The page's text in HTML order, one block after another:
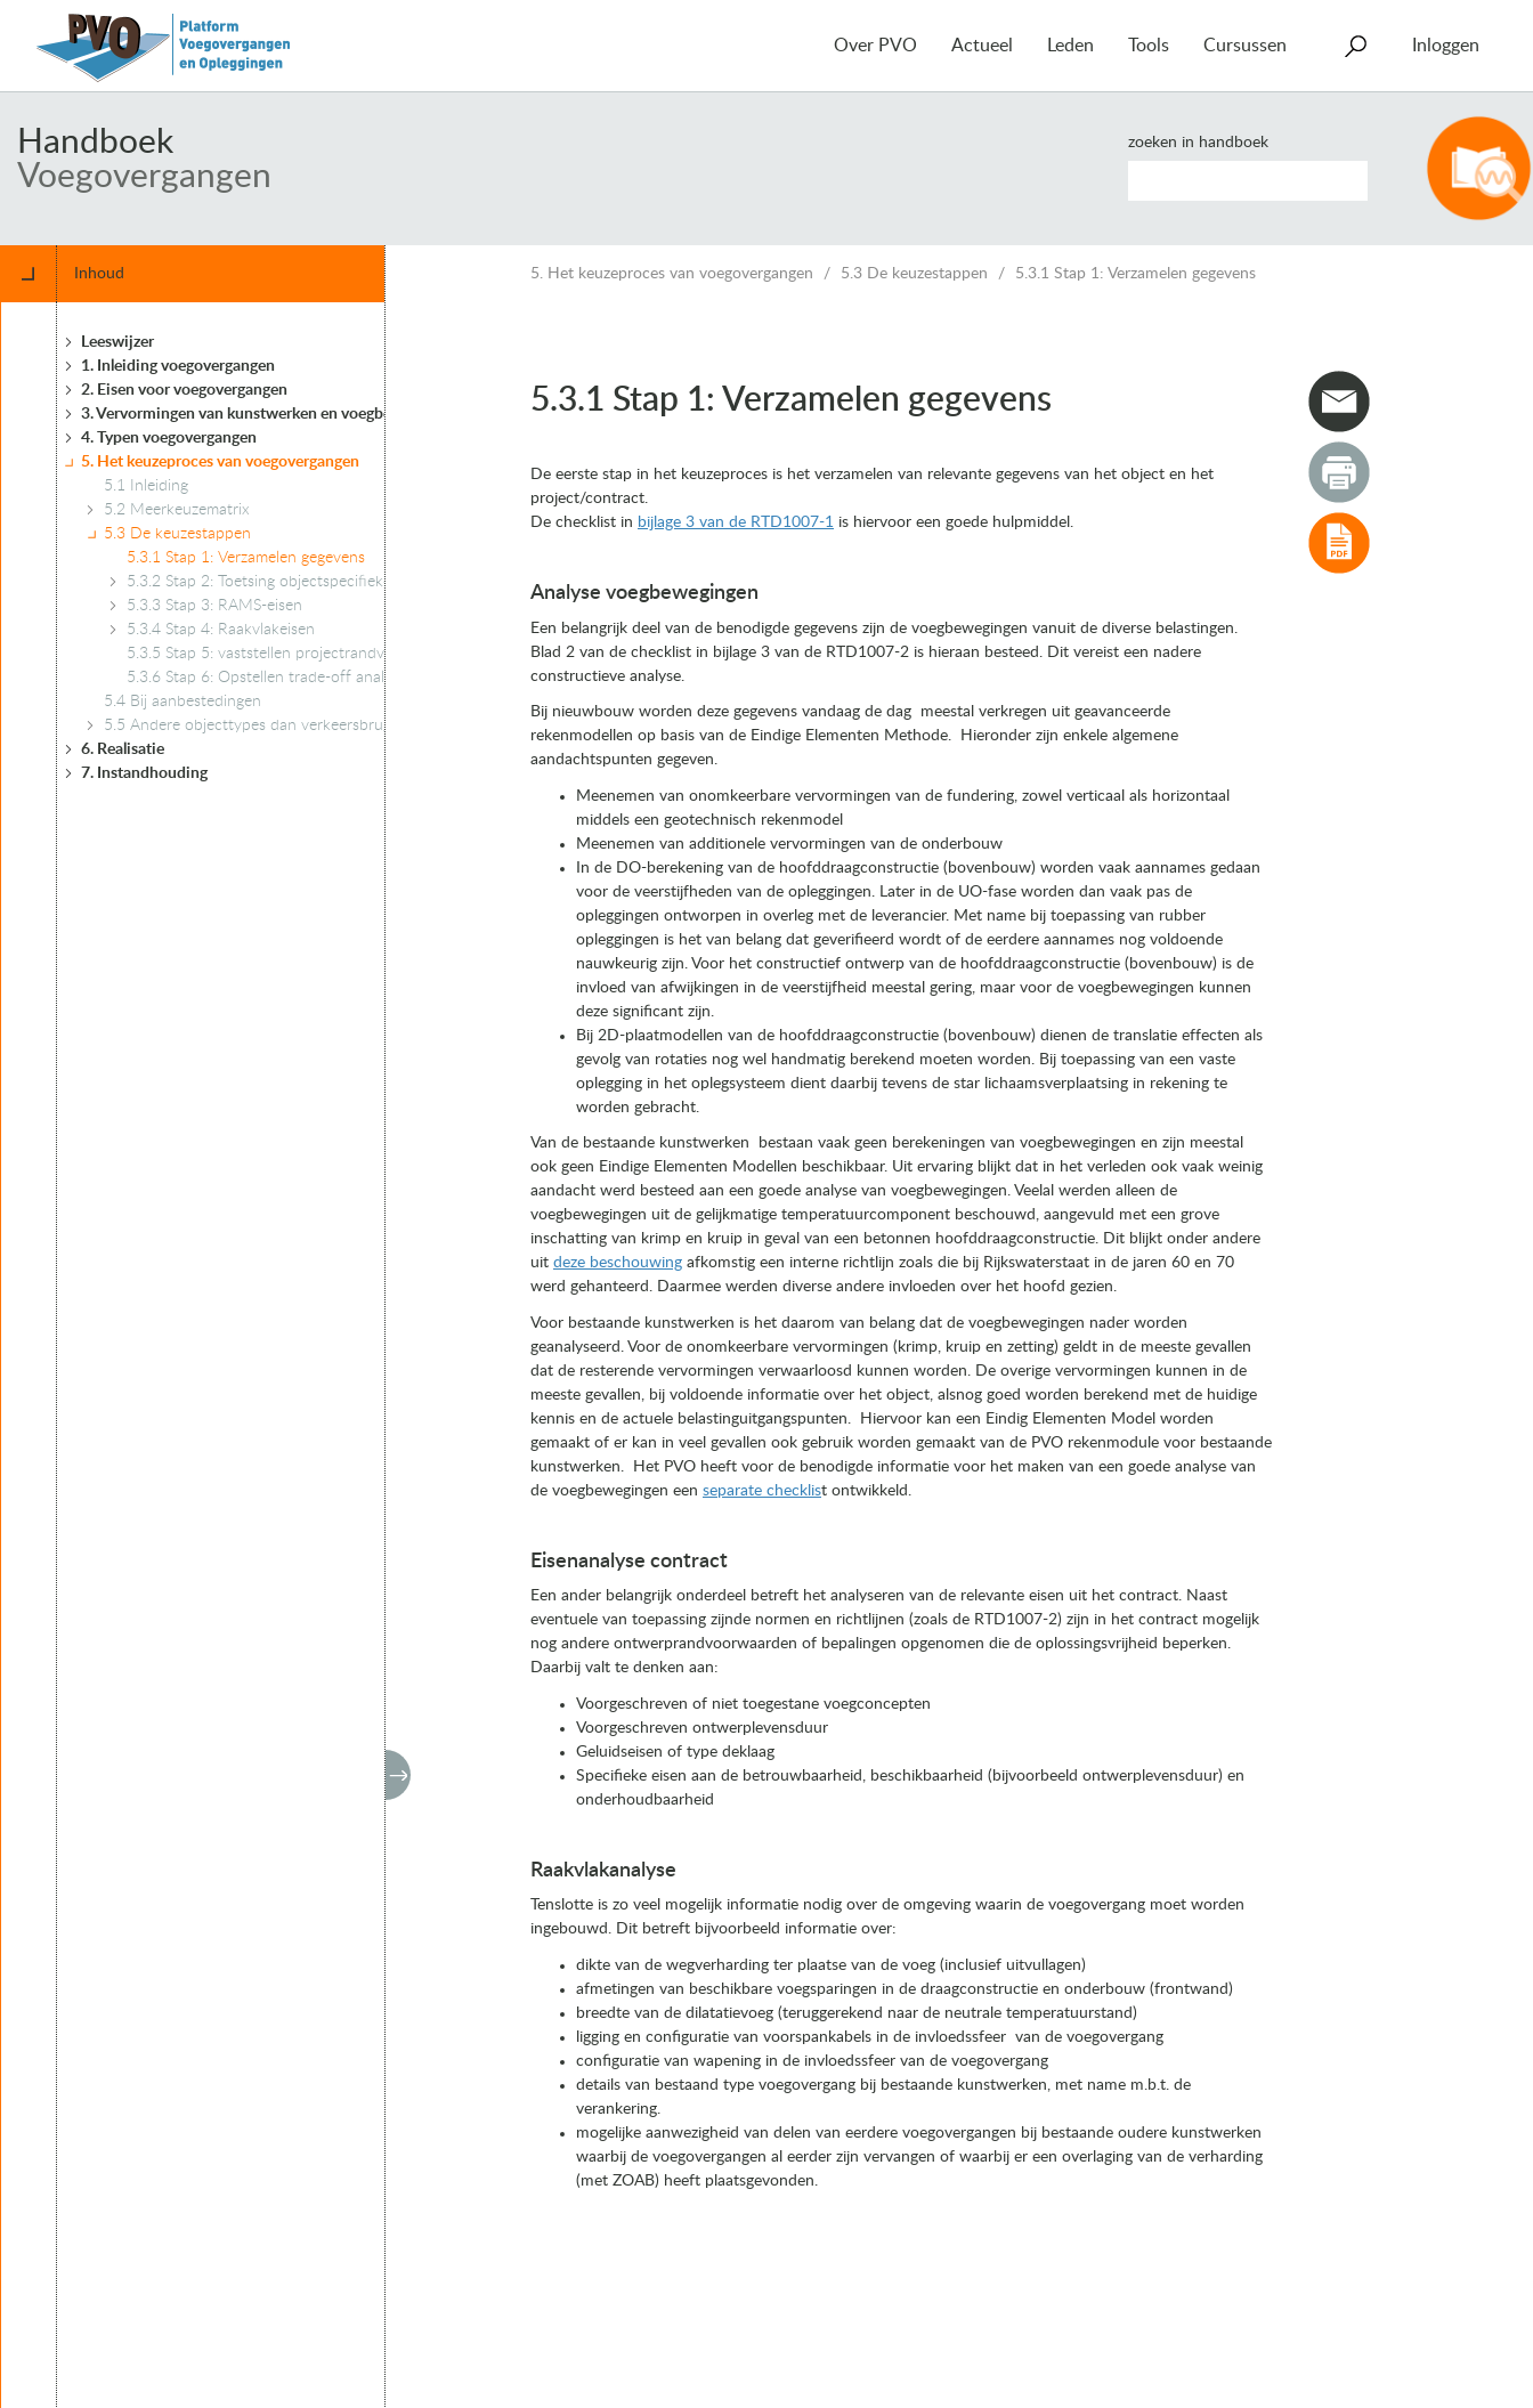
Over PVO Actueel Leden Tools Cursussen Inloggen
Handboek
Voegovergangen
zoeken in handboek
Inhoud
Leeswijzer
1. Inleiding voegovergangen
2. Eisen voor voegovergangen
3. Vervormingen van kunstwerken en voegbewegingen
4. Typen voegovergangen
5. Het keuzeproces van voegovergangen
5.1 Inleiding
5.2 Meerkeuzematrix
5.3 De keuzestappen
5.3.1 Stap 1: Verzamelen gegevens
5.3.2 Stap 2: Toetsing objectspecifieke functie-eisen
5.3.3 Stap 3: RAMS-eisen
5.3.4 Stap 4: Raakvlakeisen
5.3.5 Stap 5: vaststellen projectrandvoorwaarden
5.3.6 Stap 6: Opstellen trade-off analyse en keuze oplossing
5.4 Bij aanbestedingen
5.5 Andere objecttypes dan verkeersbruggen
6. Realisatie
7. Instandhouding
5. Het keuzeproces van voegovergangen 5.3 De keuzestappen 5.3.1 Stap 1: Verzamelen gegevens
5.3.1 Stap 1: Verzamelen gegevens
De eerste stap in het keuzeproces is het verzamelen van relevante gegevens van het object en het
project/contract.
De checklist in bijlage 3 van de RTD1007-1 is hiervoor een goede hulpmiddel.
Analyse voegbewegingen
Een belangrijk deel van de benodigde gegevens zijn de voegbewegingen vanuit de diverse belastingen.
Blad 2 van de checklist in bijlage 3 van de RTD1007-2 is hieraan besteed. Dit vereist een nadere
constructieve analyse.
Bij nieuwbouw worden deze gegevens vandaag de dag meestal verkregen uit geavanceerde
rekenmodellen op basis van de Eindige Elementen Methode. Hieronder zijn enkele algemene
aandachtspunten gegeven.
Meenemen van onomkeerbare vervormingen van de fundering, zowel verticaal als horizontaal
middels een geotechnisch rekenmodel
Meenemen van additionele vervormingen van de onderbouw
In de DO-berekening van de hoofddraagconstructie (bovenbouw) worden vaak aannames gedaan
voor de veerstijfheden van de opleggingen. Later in de UO-fase worden dan vaak pas de
opleggingen ontworpen in overleg met de leverancier. Met name bij toepassing van rubber
opleggingen is het van belang dat geverifieerd wordt of de eerdere aannames nog voldoende
nauwkeurig zijn. Voor het constructief ontwerp van de hoofddraagconstructie (bovenbouw) is de
invloed van afwijkingen in de veerstijfheid meestal gering, maar voor de voegbewegingen kunnen
deze significant zijn.
Bij 2D-plaatmodellen van de hoofddraagconstructie (bovenbouw) dienen de translatie effecten als
gevolg van rotaties nog wel handmatig berekend moeten worden. Bij toepassing van een vaste
oplegging in het oplegsysteem dient daarbij tevens de star lichaamsverplaatsing in rekening te
worden gebracht.
Van de bestaande kunstwerken bestaan vaak geen berekeningen van voegbewegingen en zijn meestal
ook geen Eindige Elementen Modellen beschikbaar. Uit ervaring blijkt dat in het verleden ook vaak weinig
aandacht werd besteed aan een goede analyse van voegbewegingen. Veelal werden alleen de
voegbewegingen uit de gelijkmatige temperatuurcomponent beschouwd, aangevuld met een grove
inschatting van krimp en kruip in geval van een betonnen hoofddraagconstructie. Dit blijkt onder andere
uit deze beschouwing afkomstig een interne richtlijn zoals die bij Rijkswaterstaat in de jaren 60 en 70
werd gehanteerd. Daarmee werden diverse andere invloeden over het hoofd gezien.
Voor bestaande kunstwerken is het daarom van belang dat de voegbewegingen nader worden
geanalyseerd. Voor de onomkeerbare vervormingen (krimp, kruip en zetting) geldt in de meeste gevallen
dat de resterende vervormingen verwaarloosd kunnen worden. De overige vervormingen kunnen in de
meeste gevallen, bij voldoende informatie over het object, alsnog goed worden berekend met de huidige
kennis en de actuele belastinguitgangspunten. Hiervoor kan een Eindig Elementen Model worden
gemaakt of er kan in veel gevallen ook gebruik worden gemaakt van de PVO rekenmodule voor bestaande
kunstwerken. Het PVO heeft voor de benodigde informatie voor het maken van een goede analyse van
de voegbewegingen een separate checklist ontwikkeld.
Eisenanalyse contract
Een ander belangrijk onderdeel betreft het analyseren van de relevante eisen uit het contract. Naast
eventuele van toepassing zijnde normen en richtlijnen (zoals de RTD1007-2) zijn in het contract mogelijk
nog andere ontwerprandvoorwaarden of bepalingen opgenomen die de oplossingsvrijheid beperken.
Daarbij valt te denken aan:
Voorgeschreven of niet toegestane voegconcepten
Voorgeschreven ontwerplevensduur
Geluidseisen of type deklaag
Specifieke eisen aan de betrouwbaarheid, beschikbaarheid (bijvoorbeeld ontwerplevensduur) en
onderhoudbaarheid
Raakvlakanalyse
Tenslotte is zo veel mogelijk informatie nodig over de omgeving waarin de voegovergang moet worden
ingebouwd. Dit betreft bijvoorbeeld informatie over:
dikte van de wegverharding ter plaatse van de voeg (inclusief uitvullagen)
afmetingen van beschikbare voegsparingen in de draagconstructie en onderbouw (frontwand)
breedte van de dilatatievoeg (teruggerekend naar de neutrale temperatuurstand)
ligging en configuratie van voorspankabels in de invloedssfeer van de voegovergang
configuratie van wapening in de invloedssfeer van de voegovergang
details van bestaand type voegovergang bij bestaande kunstwerken, met name m.b.t. de
verankering.
mogelijke aanwezigheid van delen van eerdere voegovergangen bij bestaande oudere kunstwerken
waarbij de voegovergangen al eerder zijn vervangen of waarbij er een overlaging van de verharding
(met ZOAB) heeft plaatsgevonden.